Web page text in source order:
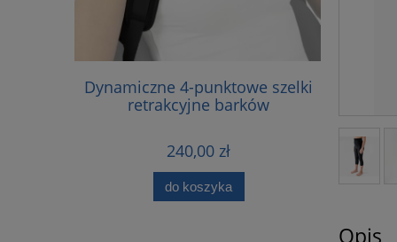
Dynamiczne 4-punktowe szelki
retrakcyjne barków
240,00 zł
do koszyka
Opis